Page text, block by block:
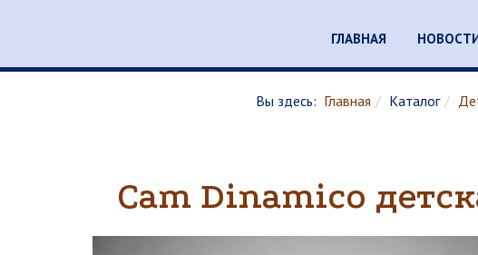
ГЛАВНАЯ
Вы здесь: Главная Каталог
Cam Dinamico